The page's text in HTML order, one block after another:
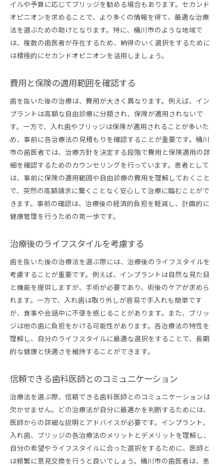
イルや予算に応じてブリッジを勧める場合もあります。セカンド
オピニオンを求めることで、より多くの情報を得て、最適な治療
法を選ぶための助けとなります。特に、桶川市のような地域で
は、複数の歯医者が存在するため、納得のいく選択をするために
は積極的にセカンドオピニオンを活用しましょう。
費用と保険の適用範囲を確認する
歯を抜いた後の治療は、費用が大きく異なります。例えば、イン
プラントは高額な自由診療に分類され、保険が適用されないで
す。一方で、入れ歯やブリッジは保険が適用されることが多いた
め、事前に各治療法の見積もりを確認することが重要です。桶川
市の歯医者では、治療方針を決定する段階で費用と保険適用の詳
細を確認するためのカウンセリングを行っています。患者として
は、事前に保険の適用範囲や自由診療の費用を理解しておくこと
で、突然の高額請求に驚くことなく安心して治療に臨むことがで
きます。事前の確認は、治療後の経済的負担を軽減し、計画的に
健康管理を行うための第一歩です。
治療後のライフスタイルを考慮する
歯を抜いた後の治療法を選ぶ際には、治療後のライフスタイルを
考慮することが重要です。例えば、インプラントは自然な見た目
と機能を提供しますが、手術が必要であり、術後のケアが求めら
れます。一方で、入れ歯は取り外しが容易で手入れも簡単です
が、食事や会話中に不便を感じることがあります。また、ブリッ
ジは他の歯に負担をかける可能性があります。各治療法の特性を
理解し、自分のライフスタイルに最適な選択をすることで、長期
的な健康と快適さを維持することができます。
信頼できる歯科医師とのコミュニケーション
治療法を選ぶ際、信頼できる歯科医師とのコミュニケーションは
欠かせません。どの治療法が自分に最適かを判断するためには、
医師からの詳細な説明とアドバイスが必要です。インプラント、
入れ歯、ブリッジの各治療法のメリットとデメリットを理解し、
自分の希望やライフスタイルに合った選択をするために、医師と
は頻繁に意見交換を行うと良いでしょう。桶川市の歯医者は、患